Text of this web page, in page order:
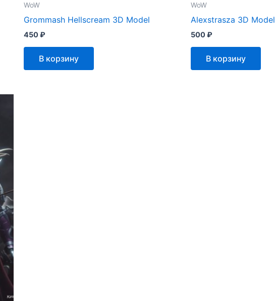
WoW
Grommash Hellscream 3D Model
450₽
В корзину
WoW
Alexstrasza 3D Model
500₽
В корзину